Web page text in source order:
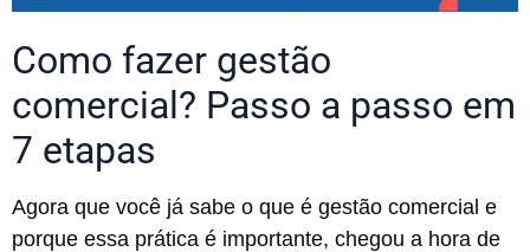
Como fazer gestão
comercial? Passo a passo em
7 etapas
Agora que você já sabe o que é gestão comercial e
porque essa prática é importante, chegou a hora de